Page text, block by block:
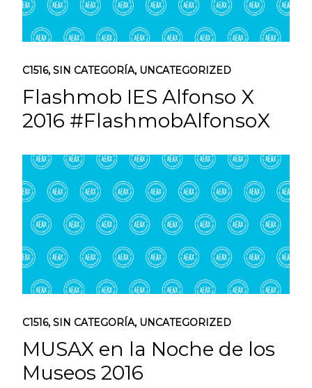
C1516, SIN CATEGORÍA, UNCATEGORIZED
Flashmob IES Alfonso X
2016 #FlashmobAlfonsoX
C1516, SIN CATEGORÍA, UNCATEGORIZED
MUSAX en la Noche de los
Museos 2016